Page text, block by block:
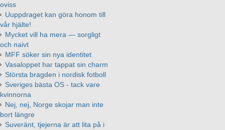
oviss
Uuppdraget kan göra honom till
vår hjälte!
Mycket vill ha mera — sorgligt
och naivt
MFF söker sin nya identitet
Vasaloppet har tappat sin charm
Största bragden i nordisk fotboll
Sveriges bästa OS - tack vare
kvinnorna
Nej, nej, Norge skojar man inte
bort längre
Suveränt, tjejerna är att lita på i